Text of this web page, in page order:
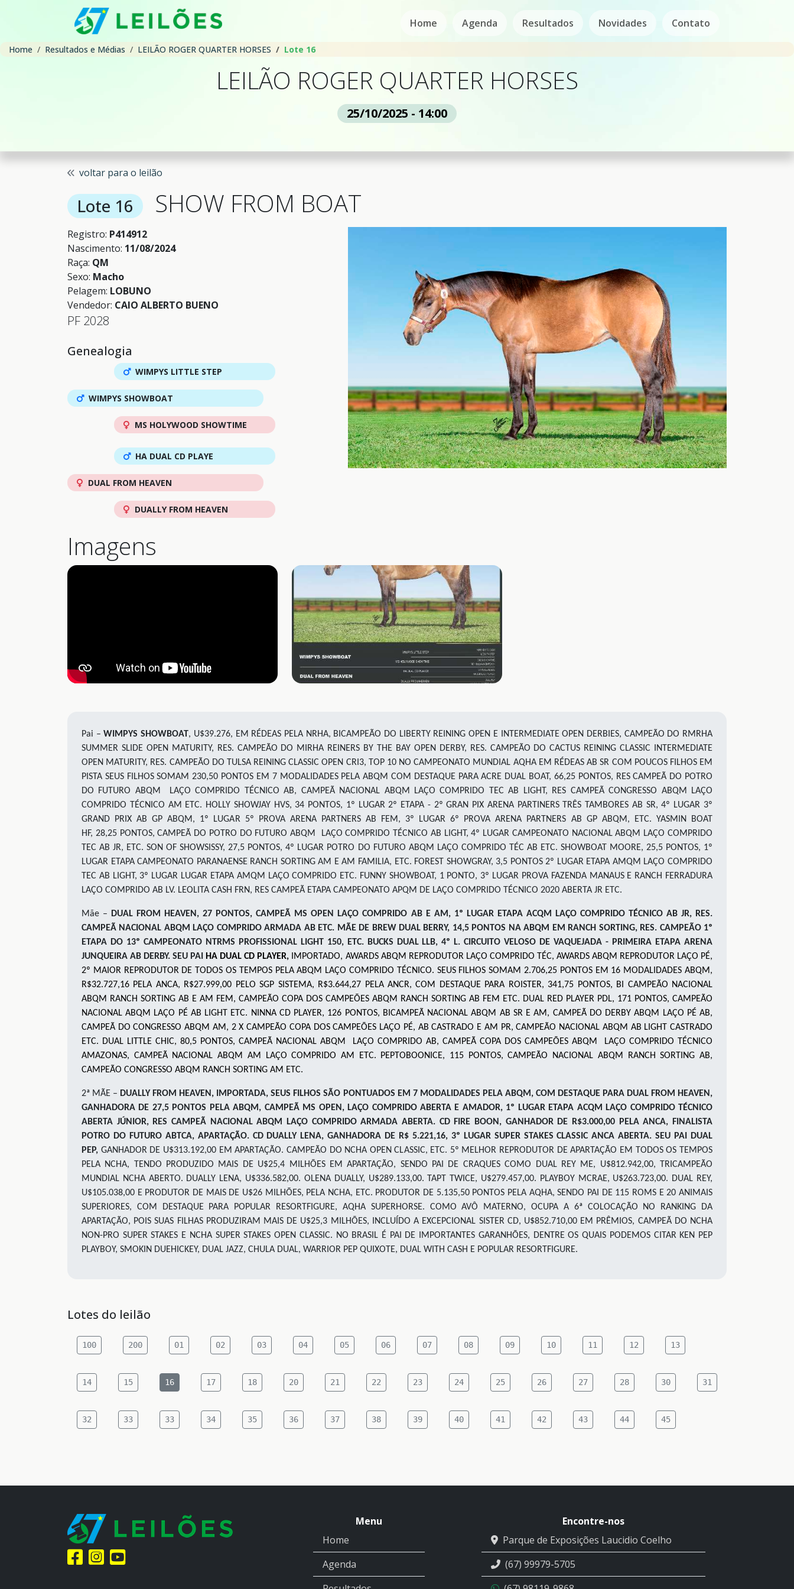
Home Agenda Resultados Novidades Contato
Home Resultados e Médias LEILÃO ROGER QUARTER HORSES Lote 16
LEILÃO ROGER QUARTER HORSES
25/10/2025 - 14:00
voltar para o leilão
Lote 16 SHOW FROM BOAT
Registro: P414912
Nascimento: 11/08/2024
Raça: QM
Sexo: Macho
Pelagem: LOBUNO
Vendedor: CAIO ALBERTO BUENO
PF 2028
Genealogia
WIMPYS LITTLE STEP
WIMPYS SHOWBOAT
MS HOLYWOOD SHOWTIME
HA DUAL CD PLAYE
DUAL FROM HEAVEN
DUALLY FROM HEAVEN
Imagens
Pai – WIMPYS SHOWBOAT, U$39.276, EM RÉDEAS PELA NRHA, BICAMPEÃO DO LIBERTY REINING OPEN E INTERMEDIATE OPEN DERBIES, CAMPEÃO DO RMRHA
SUMMER SLIDE OPEN MATURITY, RES. CAMPEÃO DO MIRHA REINERS BY THE BAY OPEN DERBY, RES. CAMPEÃO DO CACTUS REINING CLASSIC INTERMEDIATE
OPEN MATURITY, RES. CAMPEÃO DO TULSA REINING CLASSIC OPEN CRI3, TOP 10 NO CAMPEONATO MUNDIAL AQHA EM RÉDEAS AB SR COM POUCOS FILHOS EM
PISTA SEUS FILHOS SOMAM 230,50 PONTOS EM 7 MODALIDADES PELA ABQM COM DESTAQUE PARA ACRE DUAL BOAT , 66,25PONTOS, RES CAMPEÃ DO POTRO
DO FUTURO ABQM LAÇO COMPRIDO TÉCNICO AB, CAMPEÃ NACIONAL ABQM LAÇO COMPRIDO TEC AB LIGHT , RES CAMPEÃ CONGRESSO ABQM LAÇO
COMPRIDO TÉCNICO AM ETC. HOLLY SHOWJAY HVS, 34 PONTOS, 1º LUGAR 2º ETAPA - 2º GRAN PIX ARENA PARTINERS TRÊS TAMBORES AB SR, 4º LUGAR 3º
GRAND PRIX AB GP ABQM, 1º LUGAR 5º PROVA ARENA PARTNERS AB FEM, 3º LUGAR 6º PROVA ARENA PARTNERS AB GP ABQM, ETC. YASMIN BOAT
HF, 28,25PONTOS, CAMPEÃ DO POTRO DO FUTURO ABQM LAÇO COMPRIDO TÉCNICO AB LIGHT, 4º LUGAR CAMPEONATO NACIONAL ABQM LAÇO COMPRIDO
TEC AB JR, ETC. SON OF SHOWSISSY, 27,5 PONTOS, 4º LUGAR POTRO DO FUTURO ABQM LAÇO COMPRIDO TÉC AB ETC. SHOWBOAT MOORE, 25,5PONTOS, 1º
LUGAR ETAPA CAMPEONATO PARANAENSE RANCH SORTING AM E AM FAMILIA, ETC. FOREST SHOWGRAY, 3,5 PONTOS 2º LUGAR ETAPA AMQM LAÇO COMPRIDO
TEC AB LIGHT, 3º LUGAR LUGAR ETAPA AMQM LAÇO COMPRIDO ETC. FUNNY SHOWBOAT , 1 PONTO, 3º LUGAR PROVA FAZENDA MANAUS E RANCH FERRADURA
LAÇO COMPRIDO AB LV. LEOLITA CASH FRN, RES CAMPEÃ ETAPA CAMPEONATO APQM DE LAÇO COMPRIDO TÉCNICO 2020 ABERTA JR ETC.
Mãe – DUAL FROM HEAVEN , 27 PONTOS, CAMPEÃ MS OPEN LAÇO COMPRIDO AB E AM, 1º LUGAR ETAPA ACQM LAÇO COMPRIDO TÉCNICO AB JR, RES.
CAMPEÃ NACIONAL ABQM LAÇO COMPRIDO ARMADA AB ETC. MÃE DE BREW DUAL BERRY, 14,5 PONTOS NA ABQM EM RANCH SORTING, RES. CAMPEÃO 1º
ETAPA DO 13º CAMPEONATO NTRMS PROFISSIONAL LIGHT 150, ETC. BUCKS DUAL LLB, 4º L. CIRCUITO VELOSO DE VAQUEJADA - PRIMEIRA ETAPA ARENA
JUNQUEIRA AB DERBY. SEU PAI
HA DUAL CD PLAYER,
IMPORTADO, AWARDS ABQM REPRODUTOR LAÇO COMPRIDO TÉC, AWARDS ABQM REPRODUTOR LAÇO PÉ,
2º MAIOR REPRODUTOR DE TODOS OS TEMPOS PELA ABQM LAÇO COMPRIDO TÉCNICO. SEUS FILHOS SOMAM 2.706,25 PONTOS EM 16 MODALIDADES ABQM,
R$32.727,16 PELA ANCA, R$27.999,00 PELO SGP SISTEMA, R$3.644,27 PELA ANCR, COM DESTAQUE PARA ROISTER, 341,75 PONTOS, BI CAMPEÃO NACIONAL
ABQM RANCH SORTING AB E AM FEM, CAMPEÃO COPA DOS CAMPEÕES ABQM RANCH SORTING AB FEM ETC. DUAL RED PLAYER PDL, 171 PONTOS, CAMPEÃO
NACIONAL ABQM LAÇO PÉ AB LIGHT ETC. NINNA CD PLAYER, 126 PONTOS, BICAMPEÃ NACIONAL ABQM AB SR E AM, CAMPEÃ DO DERBY ABQM LAÇO PÉ AB,
CAMPEÃ DO CONGRESSO ABQM AM, 2 X CAMPEÃO COPA DOS CAMPEÕES LAÇO PÉ, AB CASTRADO E AM PR, CAMPEÃO NACIONAL ABQM AB LIGHT CASTRADO
ETC. DUAL LITTLE CHIC, 80,5 PONTOS, CAMPEÃ NACIONAL ABQM LAÇO COMPRIDO AB, CAMPEÃ COPA DOS CAMPEÕES ABQM LAÇO COMPRIDO TÉCNICO
AMAZONAS, CAMPEÃ NACIONAL ABQM AM LAÇO COMPRIDO AM ETC. PEPTOBOONICE, 115 PONTOS, CAMPEÃO NACIONAL ABQM RANCH SORTING AB,
CAMPEÃO CONGRESSO ABQM RANCH SORTING AM ETC.
2ª MÃE – DUALLY FROM HEAVEN , IMPORTADA, SEUS FILHOS SÃO PONTUADOS EM 7 MODALIDADES PELA ABQM, COM DESTAQUE PARA DUAL FROM HEAVEN,
GANHADORA DE 27,5 PONTOS PELA ABQM, CAMPEÃ MS OPEN, LAÇO COMPRIDO ABERTA E AMADOR, 1º LUGAR ETAPA ACQM LAÇO COMPRIDO TÉCNICO
ABERTA JÚNIOR, RES CAMPEÃ NACIONAL ABQM LAÇO COMPRIDO ARMADA ABERTA. CD FIRE BOON, GANHADOR DE R$3.000,00 PELA ANCA, FINALISTA
POTRO DO FUTURO ABTCA, APARTAÇÃO. CD DUALLY LENA, GANHADORA DE R$ 5.221,16, 3º LUGAR SUPER STAKES CLASSIC ANCA ABERTA. SEU PAI DUAL
PEP, GANHADOR DE U$313.192,00 EM APARTAÇÃO. CAMPEÃO DO NCHA OPEN CLASSIC, ETC. 5º MELHOR REPRODUTOR DE APARTAÇÃO EM TODOS OS TEMPOS
PELA NCHA, TENDO PRODUZIDO MAIS DE U$25,4 MILHÕES EM APARTAÇÃO, SENDO PAI DE CRAQUES COMO DUAL REY ME, U$812.942,00, TRICAMPEÃO
MUNDIAL NCHA ABERTO. DUALLY LENA, U$336.582,00. OLENA DUALLY, U$289.133,00. TAPT TWICE, U$279.457,00. PLAYBOY MCRAE, U$263.723,00. DUAL REY,
U$105.038,00 E PRODUTOR DE MAIS DE U$26 MILHÕES, PELA NCHA, ETC. PRODUTOR DE 5.135,50 PONTOS PELA AQHA, SENDO PAI DE 115 ROMS E 20 ANIMAIS
SUPERIORES, COM DESTAQUE PARA POPULAR RESORTFIGURE, AQHA SUPERHORSE. COMO AVÔ MATERNO, OCUPA A 6ª COLOCAÇÃO NO RANKING DA
APARTAÇÃO, POIS SUAS FILHAS PRODUZIRAM MAIS DE U$25,3 MILHÕES, INCLUÍDO A EXCEPCIONAL SISTER CD, U$852.710,00 EM PRÊMIOS, CAMPEÃ DO NCHA
NON-PRO SUPER STAKES E NCHA SUPER STAKES OPEN CLASSIC. NO BRASIL É PAI DE IMPORTANTES GARANHÕES, DENTRE OS QUAIS PODEMOS CITAR KEN PEP
PLAYBOY, SMOKIN DUEHICKEY, DUAL JAZZ, CHULA DUAL, WARRIOR PEP QUIXOTE, DUAL WITH CASH E POPULAR RESORTFIGURE.
Lotes do leilão
100 200 01 02 03 04 05 06 07 08 09 10 11 12 13
14 15 16 17 18 20 21 22 23 24 25 26 27 28 30 31
32 33 33 34 35 36 37 38 39 40 41 42 43 44 45
Menu
Home
Agenda
Encontre-nos
Parque de Exposições Laucidio Coelho
(67) 99979-5705